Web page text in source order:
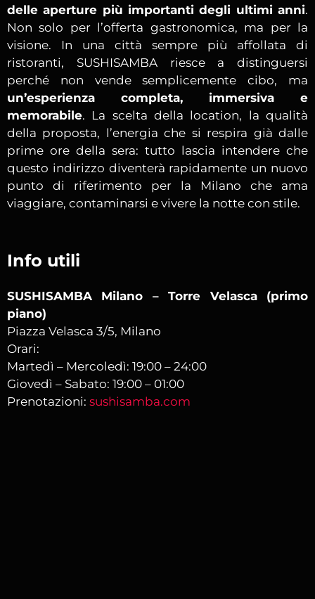
delle aperture più importanti degli ultimi anni.
Non solo per l’offerta gastronomica, ma per la
visione. In una città sempre più affollata di
ristoranti, SUSHISAMBA riesce a distinguersi
perché non vende semplicemente cibo, ma
un’esperienza completa, immersiva e
memorabile. La scelta della location, la qualità
della proposta, l’energia che si respira già dalle
prime ore della sera: tutto lascia intendere che
questo indirizzo diventerà rapidamente un nuovo
punto di riferimento per la Milano che ama
viaggiare, contaminarsi e vivere la notte con stile.
Info utili
SUSHISAMBA Milano – Torre Velasca (primo
piano)
Piazza Velasca 3/5, Milano
Orari:
Martedì – Mercoledì: 19:00 – 24:00
Giovedì – Sabato: 19:00 – 01:00
Prenotazioni: sushisamba.com